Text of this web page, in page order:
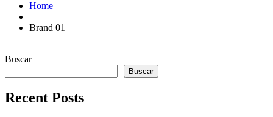
Home
Brand 01
Buscar
Buscar
Recent Posts